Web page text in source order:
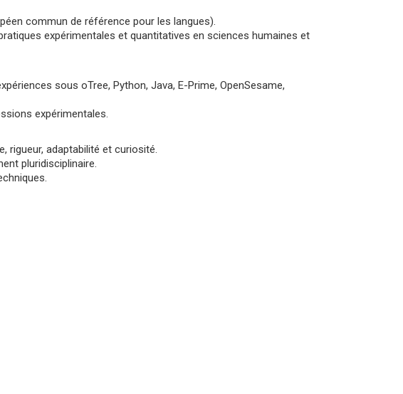
commun de référence pour les langues).
expérimentales et quantitatives en sciences humaines et
sous oTree, Python, Java, E-Prime, OpenSesame,
expérimentales.
rigueur, adaptabilité et curiosité.
pluridisciplinaire.